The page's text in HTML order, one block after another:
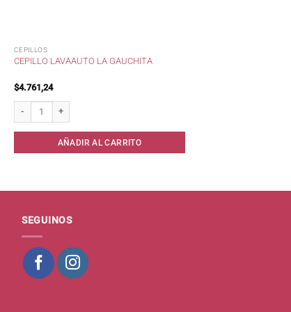
CEPILLOS
CEPILLO LAVAAUTO LA GAUCHITA
$4.761,24
AÑADIR AL CARRITO
SEGUINOS